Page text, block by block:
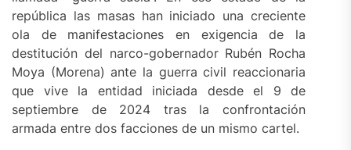
república las masas han iniciado una creciente
ola de manifestaciones en exigencia de la
destitución del narco-gobernador Rubén Rocha
Moya (Morena) ante la guerra civil reaccionaria
que vive la entidad iniciada desde el 9 de
septiembre de 2024 tras la confrontación
armada entre dos facciones de un mismo cartel.